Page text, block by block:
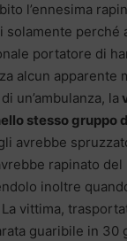
l’ennesima
solamente perché
portatore di
alcun apparente
un’ambulanza, la
stesso gruppo
avrebbe
rapinato del
inoltre
vittima,
guaribile in 30